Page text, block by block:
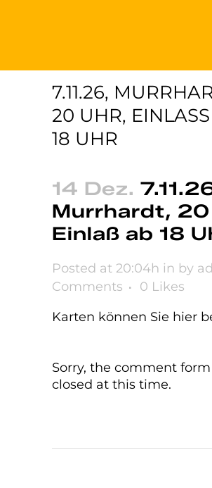
7.11.26,
20 UHR, EINLASS
8 UHR
14 Dez.
Murrhardt, 20
Einlaß ab 18
Posted at 20:04h in by
Comments
0 Likes
Karten können Sie hier
Sorry, the comment
closed at this time.